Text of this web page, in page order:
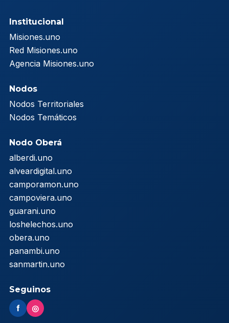
Institucional
Misiones.uno
Red Misiones.uno
Agencia Misiones.uno
Nodos
Nodos Territoriales
Nodos Temáticos
Nodo Oberá
alberdi.uno
alveardigital.uno
camporamon.uno
campoviera.uno
guarani.uno
loshelechos.uno
obera.uno
panambi.uno
sanmartin.uno
Seguinos
f ◎